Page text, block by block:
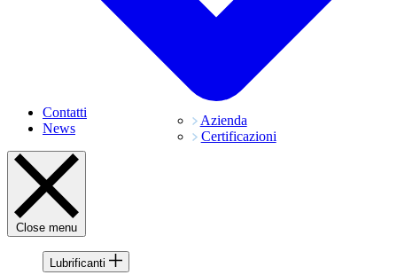
Azienda
Certificazioni
Contatti
News
Close menu
Lubrificanti